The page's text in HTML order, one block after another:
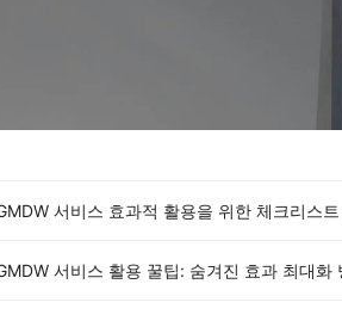
서비스 효과적 활용을 위한 체크리스트
서비스 활용 꿀팁: 숨겨진 효과 최대화